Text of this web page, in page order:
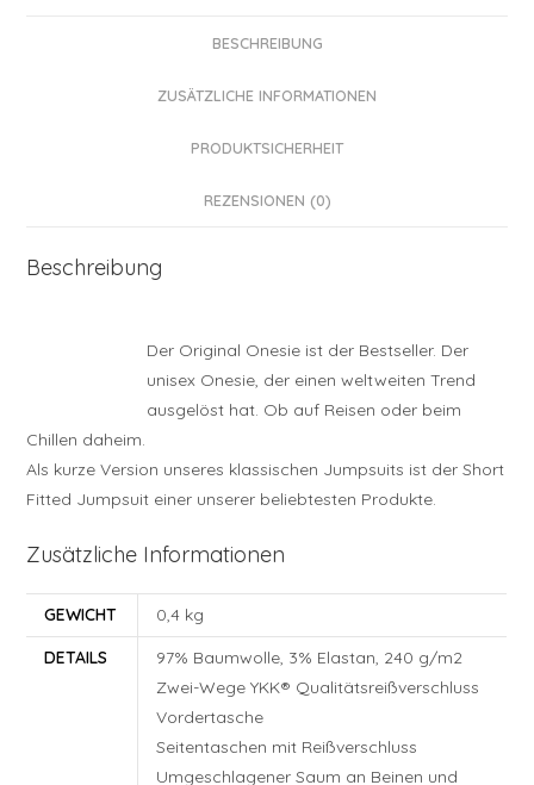
BESCHREIBUNG
ZUSÄTZLICHE INFORMATIONEN
PRODUKTSICHERHEIT
REZENSIONEN (0)
Beschreibung
Der Original Onesie ist der Bestseller. Der
unisex Onesie, der einen weltweiten Trend
ausgelöst hat. Ob auf Reisen oder beim
Chillen daheim.
Als kurze Version unseres klassischen Jumpsuits ist der Short
Fitted Jumpsuit einer unserer beliebtesten Produkte.
Zusätzliche Informationen
GEWICHT
0,4 kg
DETAILS
97% Baumwolle, 3% Elastan, 240 g/m2
Zwei-Wege YKK® Qualitätsreißverschluss
Vordertasche
Seitentaschen mit Reißverschluss
Umgeschlagener Saum an Beinen und